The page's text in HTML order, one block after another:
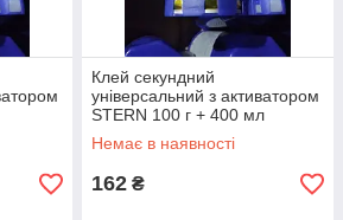
Клей секундний
універсальний з активатором
STERN 100 г + 400 мл
Немає в наявності
162 ₴